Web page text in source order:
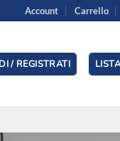
Account Carrello
/ REGISTRATI LISTA